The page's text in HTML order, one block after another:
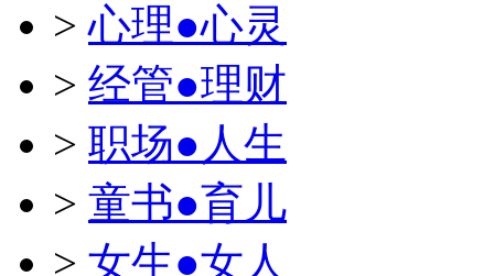
>心理●心灵
> 经管●理财
> 职场●人生
> 童书●育儿
> 女生●女人